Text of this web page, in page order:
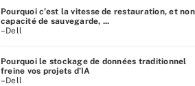
Pourquoi c’est la vitesse de restauration, et
capacité de sauvegarde, ...
–Dell
Pourquoi le stockage de données traditionnel
freine vos projets d’IA
–Dell